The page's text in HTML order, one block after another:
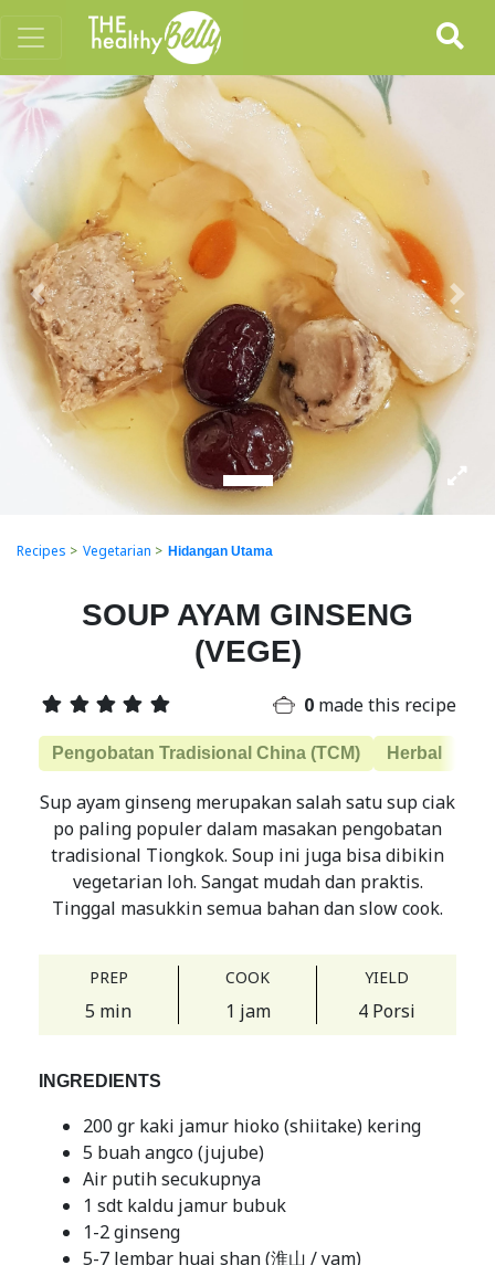
Previous Next
Recipes > Vegetarian > Hidangan Utama
SOUP AYAM GINSENG
(VEGE)
0 made this recipe
Pengobatan Tradisional China (TCM) Herbal
Sup ayam ginseng merupakan salah satu sup ciak
po paling populer dalam masakan pengobatan
tradisional Tiongkok. Soup ini juga bisa dibikin
vegetarian loh. Sangat mudah dan praktis.
Tinggal masukkin semua bahan dan slow cook.
PREP
5 min
COOK
1 jam
YIELD
4 Porsi
INGREDIENTS
200 gr kaki jamur hioko (shiitake) kering
5 buah angco (jujube)
Air putih secukupnya
1 sdt kaldu jamur bubuk
1-2 ginseng
5-7 lembar huai shan (淮山 / yam)